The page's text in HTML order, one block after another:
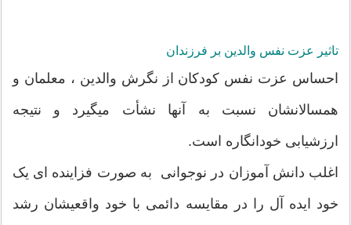
تاثیر عزت نفس والدین بر فرزندان
احساس عزت نفس کودکان از نگرش والدین ، معلمان و
همسالانشان نسبت به آنها نشأت میگیرد و نتیجه
ارزشیابی خودانگاره است.
اغلب دانش آموزان در نوجوانی به صورت فزاینده ای یک
خود ایده آل را در مقایسه دائمی با خود واقعیشان رشد